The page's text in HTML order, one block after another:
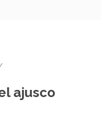
ajusco